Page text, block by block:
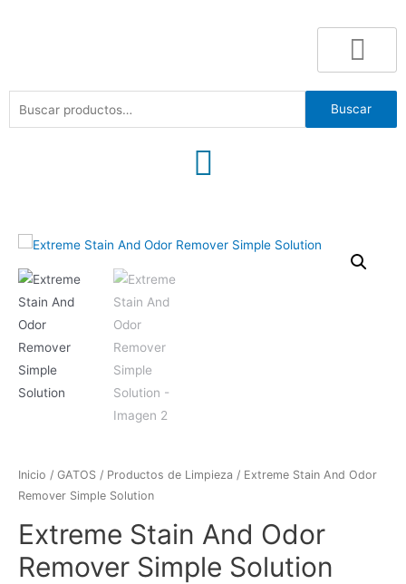
Buscar
Inicio / GATOS / Productos de Limpieza / Extreme Stain And Odor
Remover Simple Solution
Extreme Stain And Odor
Remover Simple Solution